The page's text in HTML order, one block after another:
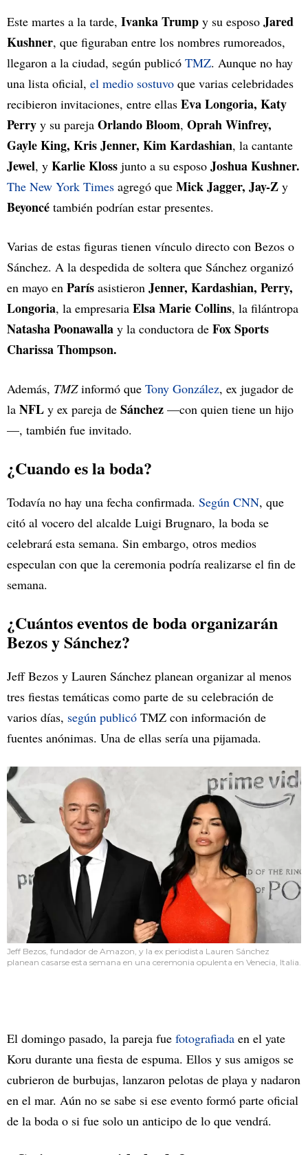
Este martes a la tarde, Ivanka Trump y su esposo Jared
Kushner, que figuraban entre los nombres rumoreados,
llegaron a la ciudad, según publicó TMZ. Aunque no hay
una lista oficial, el medio sostuvo que varias celebridades
recibieron invitaciones, entre ellas Eva Longoria, Katy
Perry y su pareja Orlando Bloom, Oprah Winfrey,
Gayle King, Kris Jenner, Kim Kardashian, la cantante
Jewel, y Karlie Kloss junto a su esposo Joshua Kushner.
The New York Times agregó que Mick Jagger, Jay-Z y
Beyoncé también podrían estar presentes.
Varias de estas figuras tienen vínculo directo con Bezos o
Sánchez. A la despedida de soltera que Sánchez organizó
en mayo en París asistieron Jenner, Kardashian, Perry,
Longoria, la empresaria Elsa Marie Collins, la filántropa
Natasha Poonawalla y la conductora de Fox Sports
Charissa Thompson.
Además, TMZinformó que Tony González, ex jugador de
la NFL y ex pareja de Sánchez —con quien tiene un hijo
—, también fue invitado.
¿Cuando es la boda?
Todavía no hay una fecha confirmada. Según CNN, que
citó al vocero del alcalde Luigi Brugnaro, la boda se
celebrará esta semana. Sin embargo, otros medios
especulan con que la ceremonia podría realizarse el fin de
semana.
¿Cuántos eventos de boda organizarán
Bezos y Sánchez?
Jeff Bezos y Lauren Sánchez planean organizar al menos
tres fiestas temáticas como parte de su celebración de
varios días, según publicó TMZ con información de
fuentes anónimas. Una de ellas sería una pijamada.
Jeff Bezos, fundador de Amazon, y la ex periodista Lauren Sánchez
planean casarse esta semana en una ceremonia opulenta en Venecia, Italia.
El domingo pasado, la pareja fue fotografiada en el yate
Koru durante una fiesta de espuma. Ellos y sus amigos se
cubrieron de burbujas, lanzaron pelotas de playa y nadaron
en el mar. Aún no se sabe si ese evento formó parte oficial
de la boda o si fue solo un anticipo de lo que vendrá.